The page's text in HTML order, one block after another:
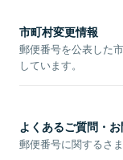
市町村変更情報
郵便番号を公表した
しています。
よくあるご質問・
郵便番号に関するさ